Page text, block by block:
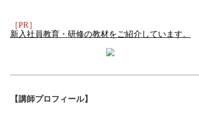
［PR］
新入社員教育・研修の教材をご紹介しています。
【講師プロフィール】